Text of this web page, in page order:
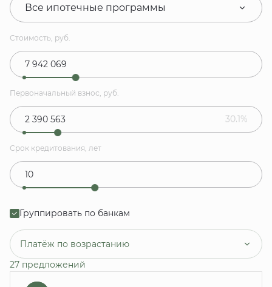
Все ипотечные программы
Стоимость, руб.
Первоначальный взнос, руб.
30.1%
Срок кредитования, лет
Группировать по банкам
Платёж по возрастанию
27 предложений